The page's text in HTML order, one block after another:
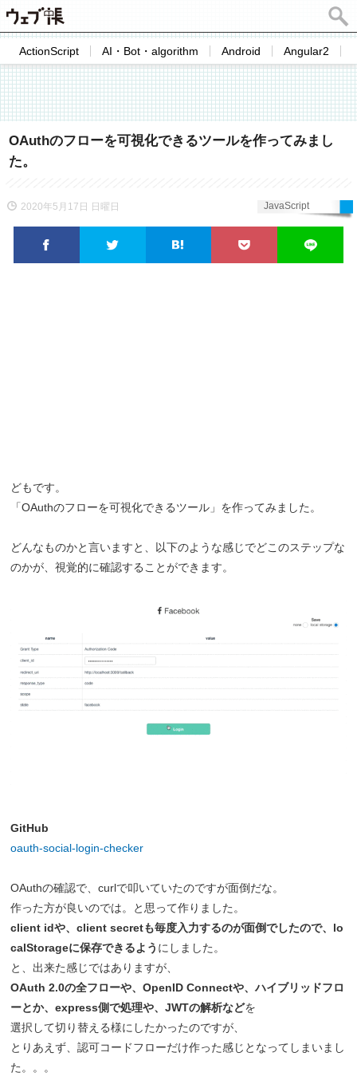
ActionScript AI・Bot・algorithm Android Angular2
OAuthのフローを可視化できるツールを作ってみまし
た。
2020年5月17日 日曜日 JavaScript
どもです。
「OAuthのフローを可視化できるツール」を作ってみました。
どんなものかと言いますと、以下のような感じでどこのステップな
のかが、視覚的に確認することができます。
GitHub
oauth-social-login-checker
OAuthの確認で、curlで叩いていたのですが面倒だな。
作った方が良いのでは。と思って作りました。
client idや、client secretも毎度入力するのが面倒でしたので、lo
calStorageに保存できるよう にしました。
と、出来た感じではありますが、
OAuth 2.0の全フローや、OpenID Connectや、ハイブリッドフロ
ーとか、express側で処理や、JWTの解析などを
選択して切り替える様にしたかったのですが、
とりあえず、認可コードフローだけ作った感じとなってしまいまし
た。。。